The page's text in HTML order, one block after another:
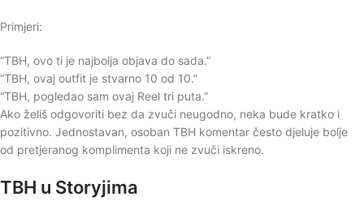
Primjeri:
“TBH, ovo ti je najbolja objava do sada.”
“TBH, ovaj outfit je stvarno 10 od 10.”
“TBH, pogledao sam ovaj Reel tri puta.”
Ako želiš odgovoriti bez da zvuči neugodno, neka bude kratko i
pozitivno. Jednostavan, osoban TBH komentar često djeluje bolje
od pretjeranog komplimenta koji ne zvuči iskreno.
TBH u Storyjima